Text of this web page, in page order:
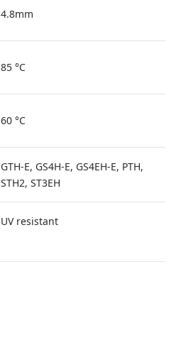
4.8mm
85 °C
60 °C
GTH-E, GS4H-E, GS4EH-E, PTH,
STH2, ST3EH
UV resistant